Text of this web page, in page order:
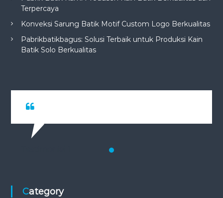
Terpercaya
Konveksi Sarung Batik Motif Custom Logo Berkualitas
Pabrikbatikbagus: Solusi Terbaik untuk Produksi Kain
Batik Solo Berkualitas
Category